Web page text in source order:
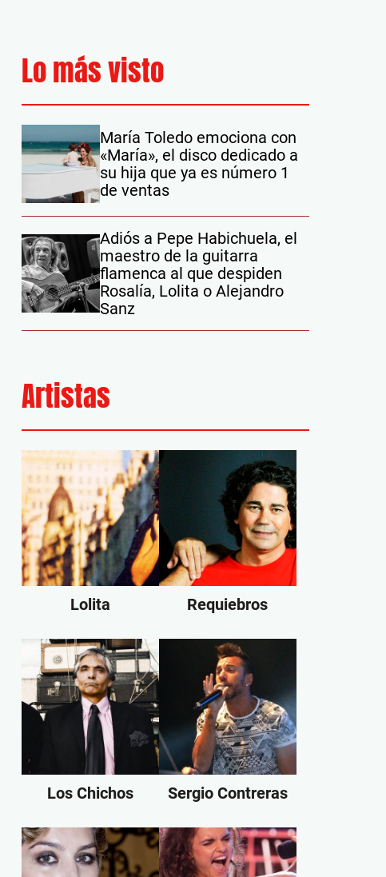
Lo más visto
María Toledo emociona con
«María», el disco dedicado a
su hija que ya es número 1
de ventas
Adiós a Pepe Habichuela, el
maestro de la guitarra
flamenca al que despiden
Rosalía, Lolita o Alejandro
Sanz
Artistas
Lolita Requiebros
Los Chichos Sergio Contreras